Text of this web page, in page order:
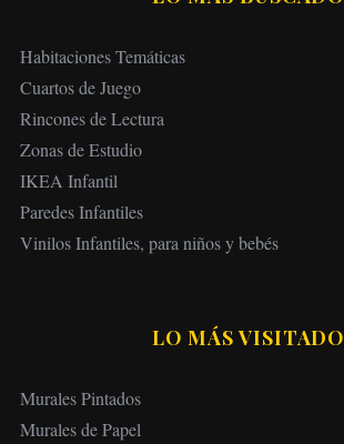
Habitaciones Temáticas
Cuartos de Juego
Rincones de Lectura
Zonas de Estudio
IKEA Infantil
Paredes Infantiles
Vinilos Infantiles, para niños y bebés
LO MÁS VISITADO
Murales Pintados
Murales de Papel